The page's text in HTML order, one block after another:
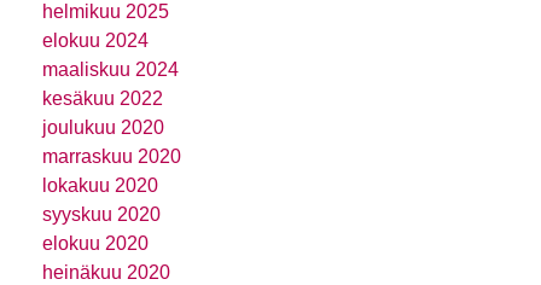
helmikuu 2025
elokuu 2024
maaliskuu 2024
kesäkuu 2022
joulukuu 2020
marraskuu 2020
lokakuu 2020
syyskuu 2020
elokuu 2020
heinäkuu 2020